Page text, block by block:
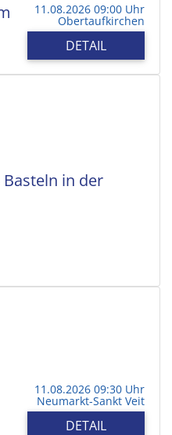
11.08.2026 09:00 Uhr
Obertaufkirchen
DETAIL
in der
11.08.2026 09:30 Uhr
Neumarkt-Sankt Veit
DETAIL